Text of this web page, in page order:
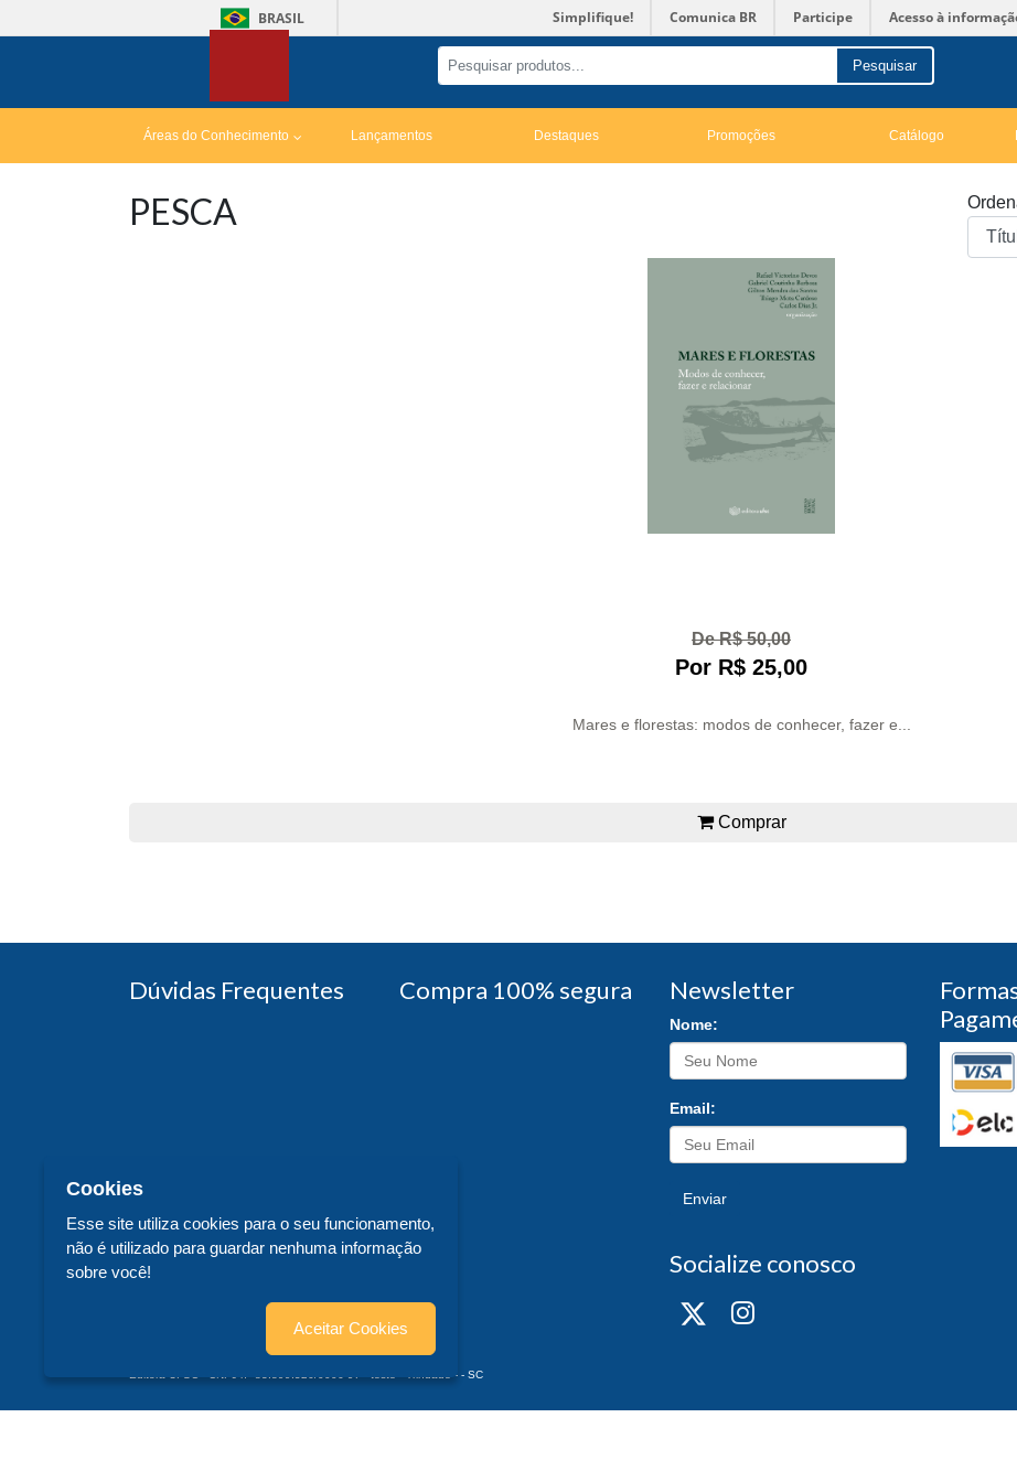
BRASIL Simplifique! Comunica BR Participe Acesso à
Pesquisar
Áreas do Conhecimento Lançamentos Destaques Promoções Catálogo
PESCA
De R$ 50,00
Por R$ 25,00
Mares e florestas: modos de conhecer, fazer e...
Comprar
Dúvidas Frequentes Compra 100% segura Newsletter
Nome:
Email:
Enviar
Socialize conosco
Editora UFSC - CNPJ n° 83.899.526/0006-97 - teste - Trindade - - SC
Cookies
Esse site utiliza cookies para o seu funcionamento,
não é utilizado para guardar nenhuma informação
sobre você!
Aceitar Cookies